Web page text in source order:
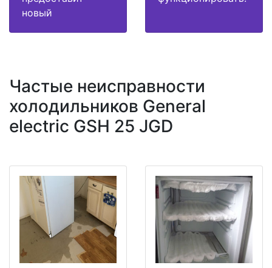
новый
Частые неисправности
холодильников General
electric GSH 25 JGD